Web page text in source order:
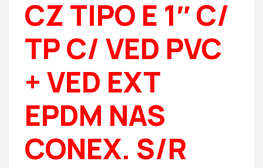
CZ TIPO E 1″ C/
TP C/ VED PVC
+ VED EXT
EPDM NAS
CONEX. S/R